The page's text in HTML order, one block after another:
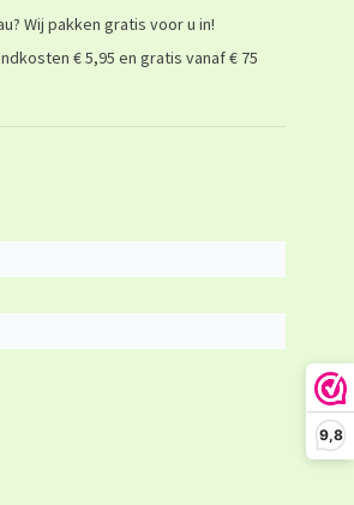
9,8
Wij pakken gratis voor u in!
€ 5,95 en gratis vanaf € 75